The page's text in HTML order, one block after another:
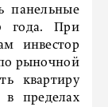
панельные
года. При
инвестор
рыночной
квартиру
пределах